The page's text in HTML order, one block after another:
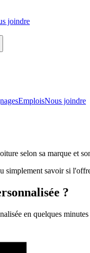
joindre
EmploisNous joindre
selon sa marque et
simplement savoir si
?
en quelques